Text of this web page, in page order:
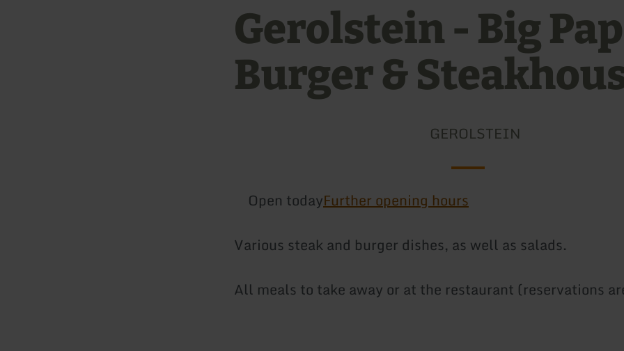
Gerolstein - Big
Burger &
GEROLSTEIN
Open todayFurther opening hours
Various steak and burger dishes, as well as salads.
All meals to take away or at the restaurant (reservations